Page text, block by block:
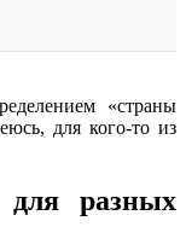
«страны
для кого-то из
разных